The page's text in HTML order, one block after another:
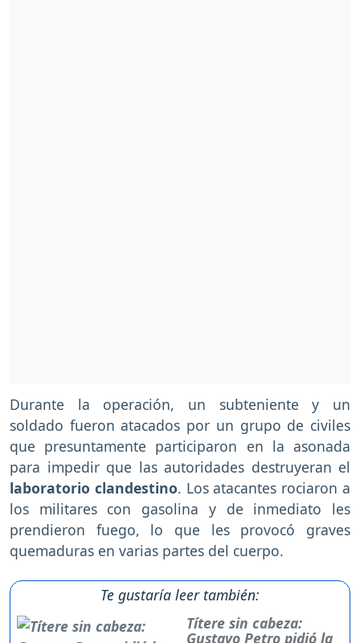
Durante la operación, un subteniente y un
soldado fueron atacados por un grupo de civiles
que presuntamente participaron en la asonada
para impedir que las autoridades destruyeran el
laboratorio clandestino. Los atacantes rociaron a
los militares con gasolina y de inmediato les
prendieron fuego, lo que les provocó graves
quemaduras en varias partes del cuerpo.
Te gustaría leer también:
Títere sin cabeza:
Gustavo Petro pidió la